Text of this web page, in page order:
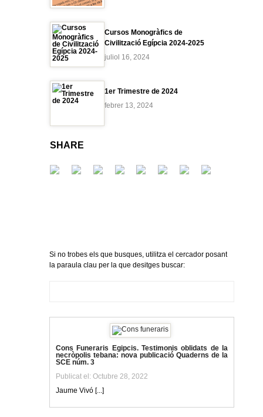
Cursos Monogràfics de
Civilització Egípcia 2024-2025
juliol 16, 2024
1er Trimestre de 2024
febrer 13, 2024
SHARE
Si no trobes els que busques, utilitza el cercador posant
la paraula clau per la que desitges buscar:
Cons Funeraris Egipcis. Testimonis oblidats de la
necròpolis tebana: nova publicació Quaderns de la
SCE núm. 3
Publicat el: Octubre 28, 2022
Jaume Vivó [...]